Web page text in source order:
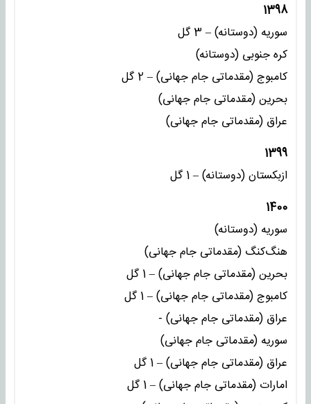
1398
سوریه (دوستانه) – 3 گل
کره جنوبی (دوستانه)
کامبوج (مقدماتی جام جهانی) – 2 گل
بحرین (مقدماتی جام جهانی)
عراق (مقدماتی جام جهانی)
1399
ازبکستان (دوستانه) – 1 گل
1400
سوریه (دوستانه)
هنگ‌کنگ (مقدماتی جام جهانی)
بحرین (مقدماتی جام جهانی) – 1 گل
کامبوج (مقدماتی جام جهانی) – 1 گل
عراق (مقدماتی جام جهانی) -
سوریه (مقدماتی جام جهانی)
عراق (مقدماتی جام جهانی) – 1 گل
امارات (مقدماتی جام جهانی) – 1 گل